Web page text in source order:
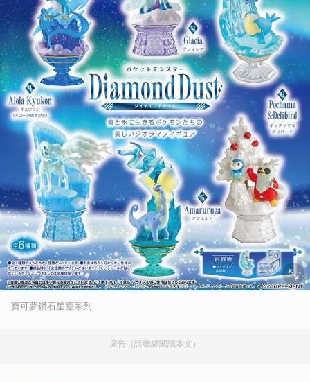
寶可夢鑽石星塵系列
廣告（請繼續閱讀本文）